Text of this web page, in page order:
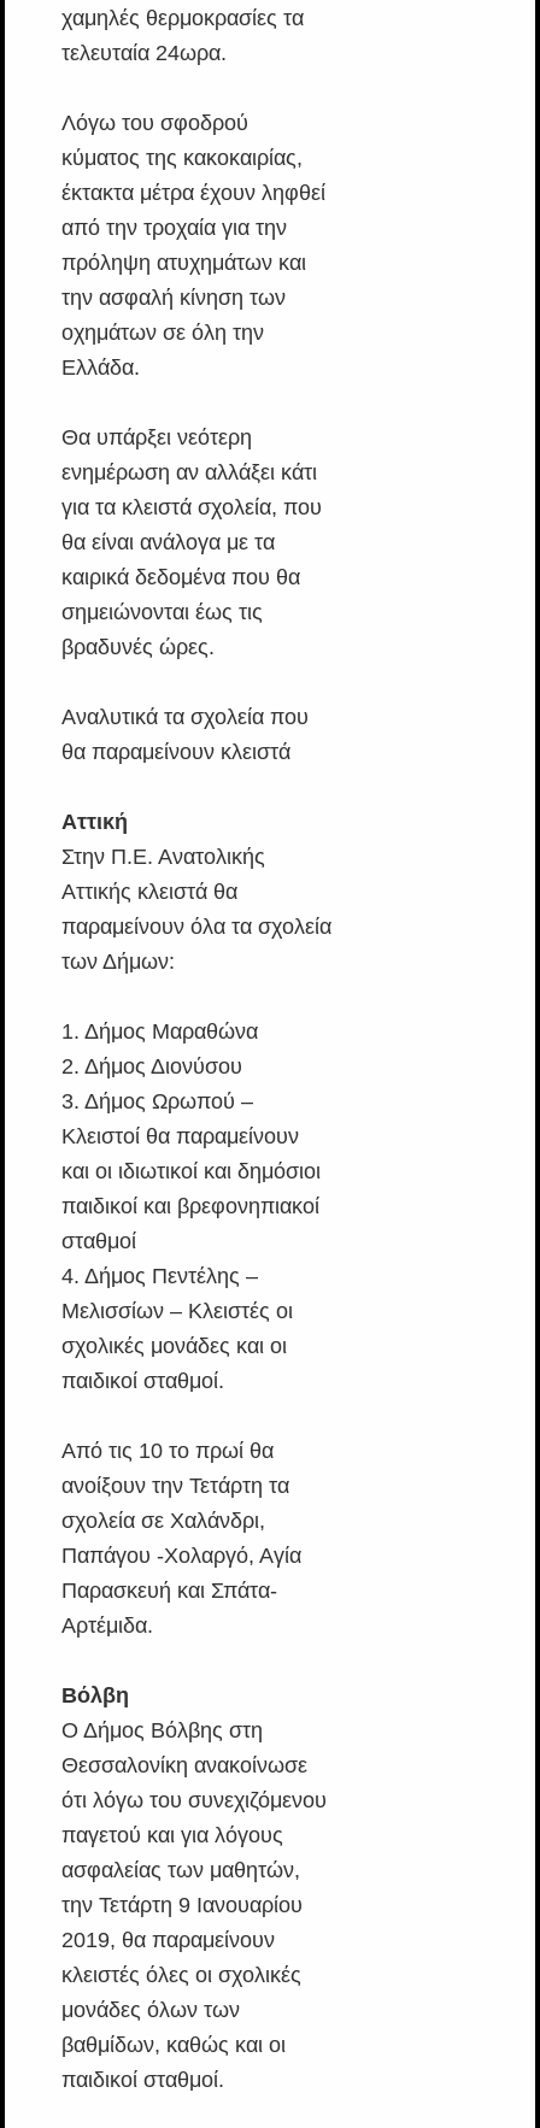
χαμηλές θερμοκρασίες τα
τελευταία 24ωρα.
Λόγω του σφοδρού
κύματος της κακοκαιρίας,
έκτακτα μέτρα έχουν ληφθεί
από την τροχαία για την
πρόληψη ατυχημάτων και
την ασφαλή κίνηση των
οχημάτων σε όλη την
Ελλάδα.
Θα υπάρξει νεότερη
ενημέρωση αν αλλάξει κάτι
για τα κλειστά σχολεία, που
θα είναι ανάλογα με τα
καιρικά δεδομένα που θα
σημειώνονται έως τις
βραδυνές ώρες.
Αναλυτικά τα σχολεία που
θα παραμείνουν κλειστά
Αττική
Στην Π.Ε. Ανατολικής
Αττικής κλειστά θα
παραμείνουν όλα τα σχολεία
των Δήμων:
1. Δήμος Μαραθώνα
2. Δήμος Διονύσου
3. Δήμος Ωρωπού –
Κλειστοί θα παραμείνουν
και οι ιδιωτικοί και δημόσιοι
παιδικοί και βρεφονηπιακοί
σταθμοί
4. Δήμος Πεντέλης –
Mελισσίων – Κλειστές οι
σχολικές μονάδες και οι
παιδικοί σταθμοί.
Από τις 10 το πρωί θα
ανοίξουν την Τετάρτη τα
σχολεία σε Χαλάνδρι,
Παπάγου -Χολαργό, Αγία
Παρασκευή και Σπάτα-
Αρτέμιδα.
Βόλβη
Ο Δήμος Βόλβης στη
Θεσσαλονίκη ανακοίνωσε
ότι λόγω του συνεχιζόμενου
παγετού και για λόγους
ασφαλείας των μαθητών,
την Τετάρτη 9 Ιανουαρίου
2019, θα παραμείνουν
κλειστές όλες οι σχολικές
μονάδες όλων των
βαθμίδων, καθώς και οι
παιδικοί σταθμοί.